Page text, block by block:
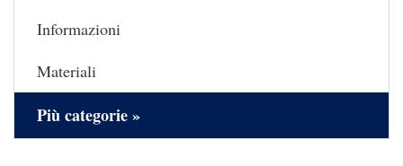
Informazioni
Materiali
Più categorie »